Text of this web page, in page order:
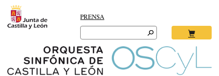
PRENSA
Search
for: